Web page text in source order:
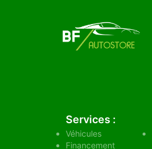
Services :
Véhicules
Financement